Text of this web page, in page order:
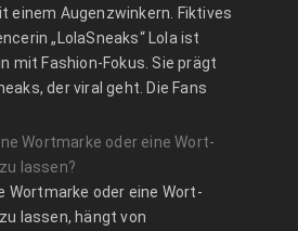
einem Augenzwinkern. Fiktives
„LolaSneaks“ Lola ist
mit Fashion-Fokus. Sie prägt
der viral geht. Die Fans
Wortmarke oder eine Wort-
lassen?
Wortmarke oder eine Wort-
lassen, hängt von